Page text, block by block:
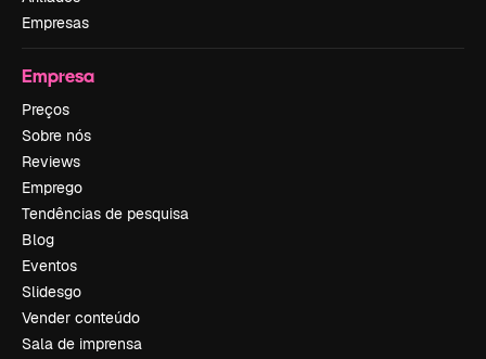
Empresas
Empresa
Preços
Sobre nós
Reviews
Emprego
Tendências de pesquisa
Blog
Eventos
Slidesgo
Vender conteúdo
Sala de imprensa